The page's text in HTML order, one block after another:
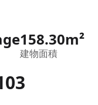
158.30m²
建物面積